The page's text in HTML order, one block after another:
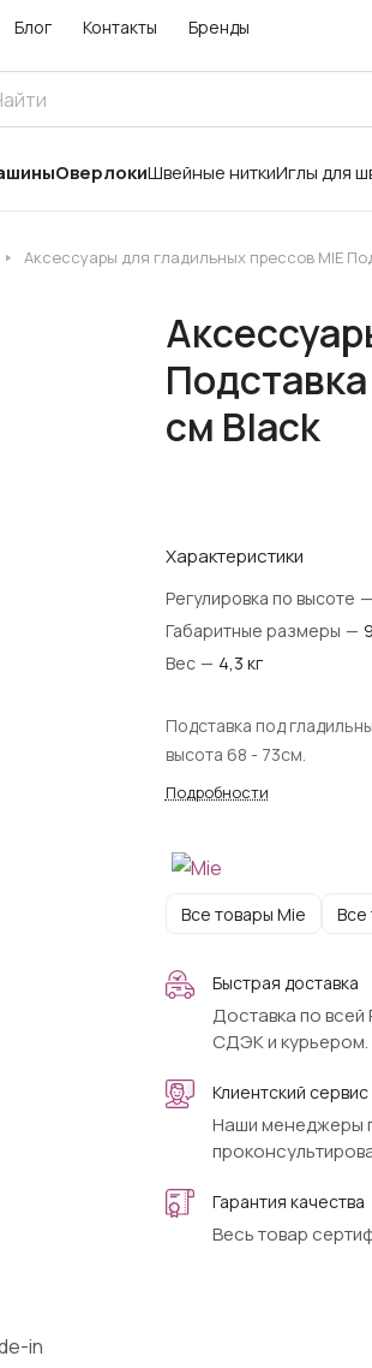
Блог Контакты Бренды
ОверлокиШвейные ниткиИглы для
Аксессуары для гладильных прессов MIE
см Black
Характеристики
Регулировка по высоте —
Габаритные размеры —
Вес — 4,3 кг
Подставка под
высота 68 - 73см.
Подробности
Все товары Mie Все
Быстрая доставка
Доставка по всей
СДЭК и курьером.
Клиентский сервис
Наши менеджеры
Гарантия качества
Весь товар
in